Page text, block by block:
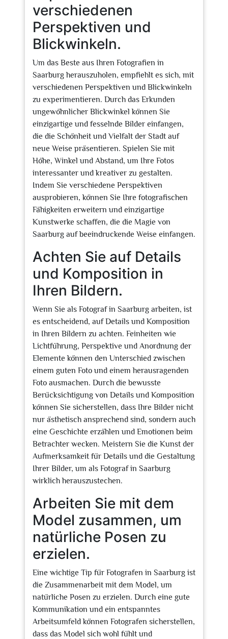
verschiedenen
Perspektiven und
Blickwinkeln.
Um das Beste aus Ihren Fotografien in
Saarburg herauszuholen, empfiehlt es sich, mit
verschiedenen Perspektiven und Blickwinkeln
zu experimentieren. Durch das Erkunden
ungewöhnlicher Blickwinkel können Sie
einzigartige und fesselnde Bilder einfangen,
die die Schönheit und Vielfalt der Stadt auf
neue Weise präsentieren. Spielen Sie mit
Höhe, Winkel und Abstand, um Ihre Fotos
interessanter und kreativer zu gestalten.
Indem Sie verschiedene Perspektiven
ausprobieren, können Sie Ihre fotografischen
Fähigkeiten erweitern und einzigartige
Kunstwerke schaffen, die die Magie von
Saarburg auf beeindruckende Weise einfangen.
Achten Sie auf Details
und Komposition in
Ihren Bildern.
Wenn Sie als Fotograf in Saarburg arbeiten, ist
es entscheidend, auf Details und Komposition
in Ihren Bildern zu achten. Feinheiten wie
Lichtführung, Perspektive und Anordnung der
Elemente können den Unterschied zwischen
einem guten Foto und einem herausragenden
Foto ausmachen. Durch die bewusste
Berücksichtigung von Details und Komposition
können Sie sicherstellen, dass Ihre Bilder nicht
nur ästhetisch ansprechend sind, sondern auch
eine Geschichte erzählen und Emotionen beim
Betrachter wecken. Meistern Sie die Kunst der
Aufmerksamkeit für Details und die Gestaltung
Ihrer Bilder, um als Fotograf in Saarburg
wirklich herauszustechen.
Arbeiten Sie mit dem
Model zusammen, um
natürliche Posen zu
erzielen.
Eine wichtige Tip für Fotografen in Saarburg ist
die Zusammenarbeit mit dem Model, um
natürliche Posen zu erzielen. Durch eine gute
Kommunikation und ein entspanntes
Arbeitsumfeld können Fotografen sicherstellen,
dass das Model sich wohl fühlt und